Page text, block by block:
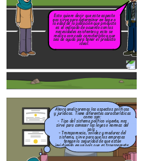
Esto quiere decir que este aspecto
nos sirve para determinar en base a
la edad de la población que producto
es el indicado de acuerdo con las
necesidades existentes y esto se
realiza con cada característica que
sea de ayuda para tener el producto
ideal.
Ahora analizaremos los aspectos políticos
y jurídicos. Tiene diferentes características
como son:
- Tipo del sistema político vigente, nos
sirve para conocer las leyes o normas del
país .
- Transparencia, solidez y madurez del
sistema, sirve para que las empresas
tengan la seguridad de que están
invirtiendo en un país que es transparente.